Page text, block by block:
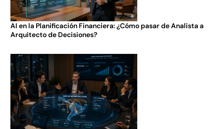
AI en la Planificación Financiera: ¿Cómo pasar de Analista a
Arquitecto de Decisiones?